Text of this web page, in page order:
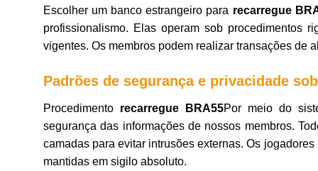
Escolher um banco estrangeiro para recarregue
profissionalismo. Elas operam sob procedimentos
vigentes. Os membros podem realizar transações de
Padrões de segurança e privacidade
Procedimento recarregue BRA55Por meio do
segurança das informações de nossos membros.
camadas para evitar intrusões externas. Os
mantidas em sigilo absoluto.